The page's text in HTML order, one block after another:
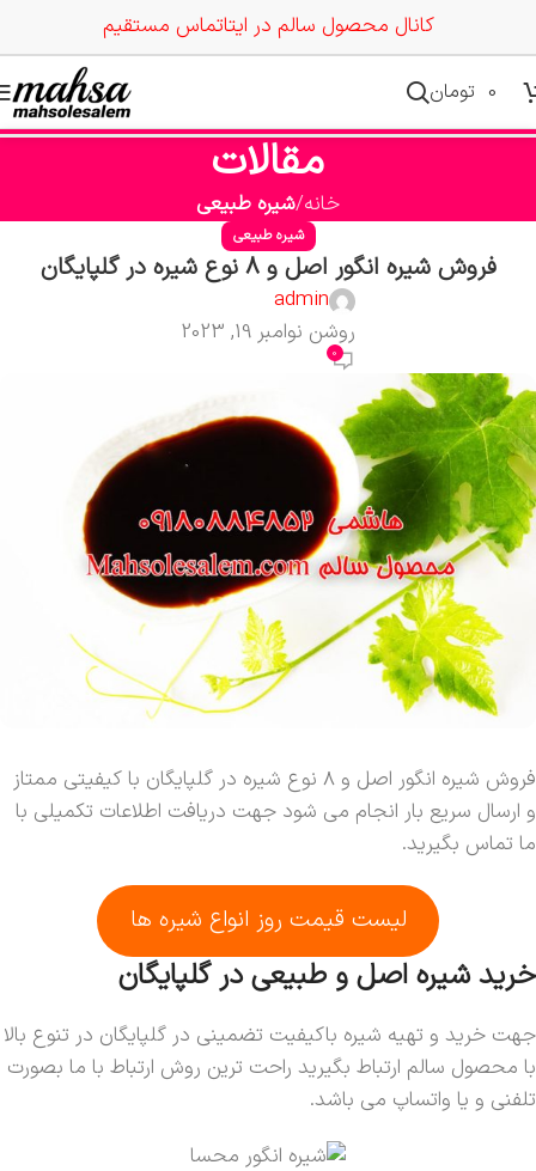
کانال محصول سالم در ایتاتماس مستقیم
0 تومان
مقالات
خانه شیره طبیعی
شیره طبیعی
فروش شیره انگور اصل و 8 نوع شیره در گلپایگان
admin
روشن نوامبر 19, 2023
0
فروش شیره انگور اصل و 8 نوع شیره در گلپایگان با کیفیتی ممتاز
و ارسال سریع بار انجام می شود جهت دریافت اطلاعات تکمیلی با
ما تماس بگیرید.
لیست قیمت روز انواع شیره ها
خرید شیره اصل و طبیعی در گلپایگان
جهت خرید و تهیه شیره باکیفیت تضمینی در گلپایگان در تنوع بالا
با محصول سالم ارتباط بگیرید راحت ترین روش ارتباط با ما بصورت
تلفنی و یا واتساپ می باشد.